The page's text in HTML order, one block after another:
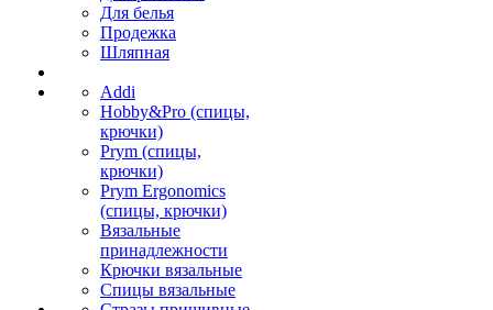
Для белья
Продежка
Шляпная
Addi
Hobby&Pro (спицы,
крючки)
Prym (спицы,
крючки)
Prym Ergonomics
(спицы, крючки)
Вязальные
принадлежности
Крючки вязальные
Спицы вязальные